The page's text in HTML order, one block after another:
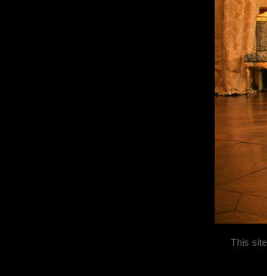
This